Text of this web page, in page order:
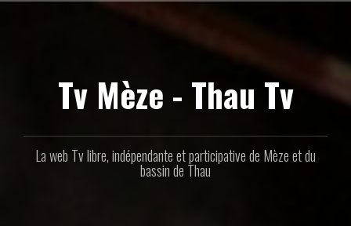
Tv Mèze - Thau Tv
La web Tv libre, indépendante et participative de Mèze et du
bassin de Thau